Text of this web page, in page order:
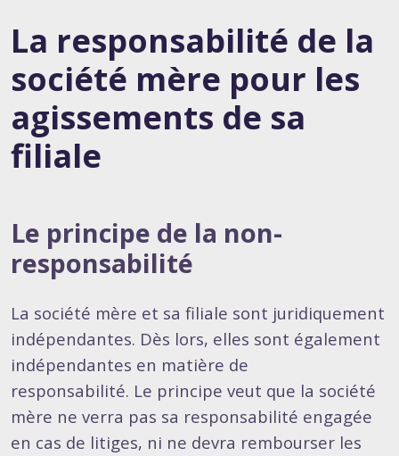
La responsabilité de la
société mère pour les
agissements de sa
filiale
Le principe de la non-
responsabilité
La société mère et sa filiale sont juridiquement
indépendantes. Dès lors, elles sont également
indépendantes en matière de
responsabilité. Le principe veut que la société
mère ne verra pas sa responsabilité engagée
en cas de litiges, ni ne devra rembourser les